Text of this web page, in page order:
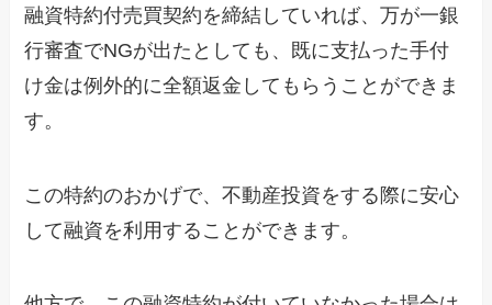
融資特約付売買契約を締結していれば、万が一銀
行審査でNGが出たとしても、 既に支払った手付
け金は例外的に全額返金してもらうことができま
す。
この特約のおかげで、不動産投資をする際に安心
して融資を利用することができます。